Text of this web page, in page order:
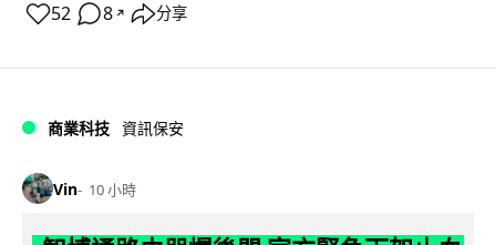
52 8 ↗ 分享
商業科技 資訊保安
Vin 10 小時